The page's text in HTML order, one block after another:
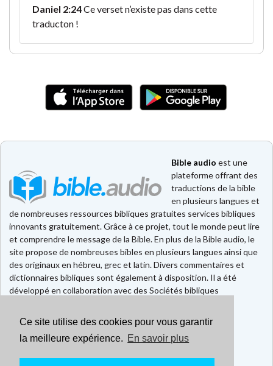
Ce site utilise des cookies pour vous garantir
la meilleure expérience. En savoir plus
Daniel 2:24Ce verset n’existe pas dans cette
traducton !
Bible audio est une
plateforme offrant des
traductions de la bible
en plusieurs langues et
de nombreuses ressources bibliques gratuites services bibliques
innovants gratuitement. Grâce à ce projet, tout le monde peut lire
et comprendre le message de la Bible. En plus de la Bible audio, le
site propose de nombreuses bibles en plusieurs langues ainsi que
des originaux en hébreu, grec et latin. Divers commentaires et
dictionnaires bibliques sont également à disposition. Il a été
développé en collaboration avec des Sociétés bibliques
Faire un don
Contact